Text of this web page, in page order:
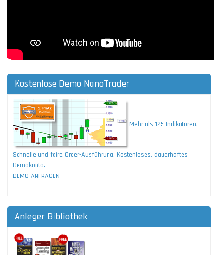
Kostenlose Demo NanoTrader
Mehr als 125 Indikatoren.
Schnelle und faire Order-Ausführung. Kostenloses, dauerhaftes
Demokonto.
DEMO ANFRAGEN
Anleger Bibliothek